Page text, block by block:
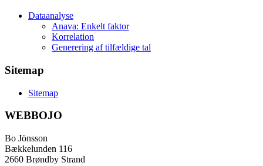
Dataanalyse
Anava: Enkelt faktor
Korrelation
Generering af tilfældige tal
Sitemap
Sitemap
WEBBOJO
Bo Jönsson
Bækkelunden 116
2660 Brøndby Strand